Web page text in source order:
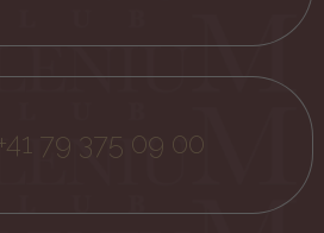
79 375 09 00